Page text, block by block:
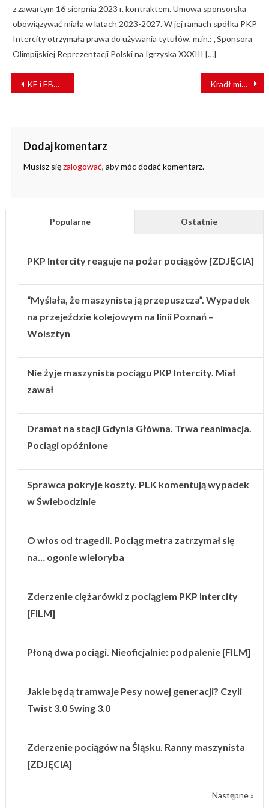
z zawartym 16 sierpnia 2023 r. kontraktem. Umowa sponsorska
obowiązywać miała w latach 2023-2027. W jej ramach spółka PKP
Intercity otrzymała prawa do używania tytułów, m.in.: „Sponsora
Olimpijskiej Reprezentacji Polski na Igrzyska XXXIII […]
NAWIGACJA
WPISU
KE i EBOR przekażą na rozwój Solidarity Lanes miliard euro Kradł miał węglowy. Złapali go funkcjonariusze SOK
Dodaj komentarz
Musisz sięzalogować, aby móc dodać komentarz.
Popularne Ostatnie
PKP Intercity reaguje na pożar pociągów [ZDJĘCIA]
“Myślała, że maszynista ją przepuszcza”. Wypadek
na przejeździe kolejowym na linii Poznań –
Wolsztyn
Nie żyje maszynista pociągu PKP Intercity. Miał
zawał
Dramat na stacji Gdynia Główna. Trwa reanimacja.
Pociągi opóźnione
Sprawca pokryje koszty. PLK komentują wypadek
w Świebodzinie
O włos od tragedii. Pociąg metra zatrzymał się
na… ogonie wieloryba
Zderzenie ciężarówki z pociągiem PKP Intercity
[FILM]
Płoną dwa pociągi. Nieoficjalnie: podpalenie [FILM]
Jakie będą tramwaje Pesy nowej generacji? Czyli
Twist 3.0 Swing 3.0
Zderzenie pociągów na Śląsku. Ranny maszynista
[ZDJĘCIA]
Następne »